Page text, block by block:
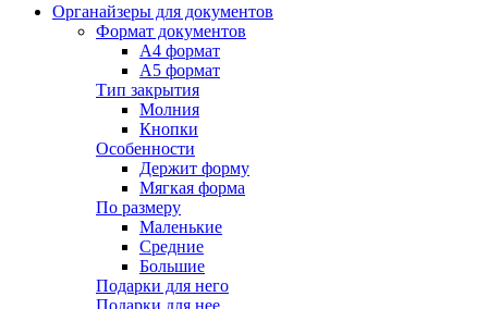
Органайзеры для документов
Формат документов
А4 формат
А5 формат
Тип закрытия
Молния
Кнопки
Особенности
Держит форму
Мягкая форма
По размеру
Маленькие
Средние
Большие
Подарки для него
Подарки для нее